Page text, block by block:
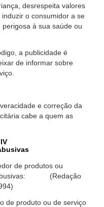
desrespeita valores
o consumidor a se
à sua saúde ou
a publicidade é
de informar sobre
e correção da
cabe a quem as
de produtos ou
abusivas: (Redação
de produto ou de serviço